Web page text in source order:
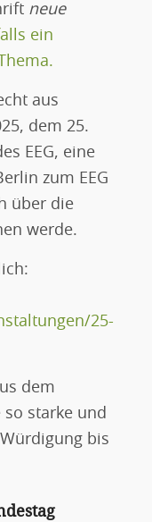
neue
ein
aus
dem 25.
EEG, eine
zum EEG
über die
werde.
25-
dem
so starke und
bis